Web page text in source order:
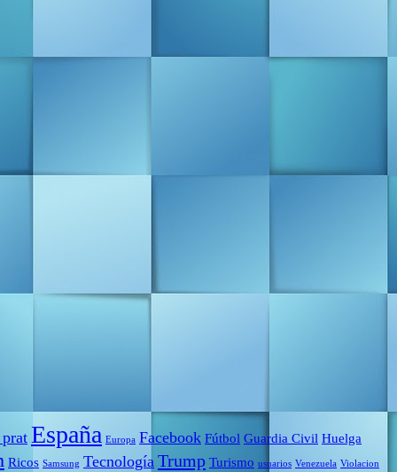
España Europa Facebook Fútbol Guardia Civil Huelga
Ricos Samsung Tecnología Trump Turismo usuarios Venezuela Violacion